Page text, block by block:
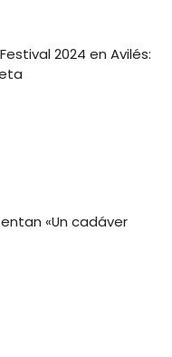
2024 en Avilés:
«Un cadáver